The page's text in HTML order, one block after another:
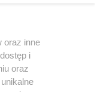
oraz inne
i
oraz